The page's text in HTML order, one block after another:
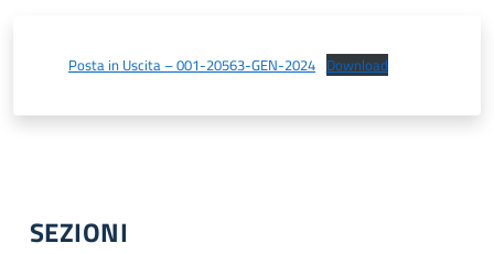
SEZIONI
Posta in Uscita – 001-20563-GEN-2024 Download